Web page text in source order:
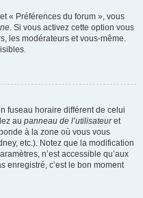
« Préférences du forum », vous
. Si vous activez cette option vous
les modérateurs et vous-même.
fuseau horaire différent de celui
au panneau de l’utilisateuret
à la zone où vous vous
etc.). Notez que la modification
n’est accessible qu’aux
enregistré, c’est le bon moment